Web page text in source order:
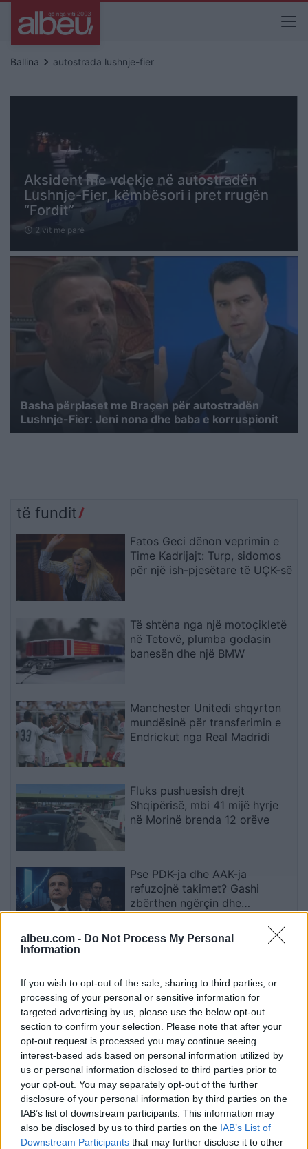
albeu.com - Do Not Process My Personal
Information
If you wish to opt-out of the sale, sharing to third parties, or
processing of your personal or sensitive information for
targeted advertising by us, please use the below opt-out
section to confirm your selection. Please note that after your
opt-out request is processed you may continue seeing
interest-based ads based on personal information utilized by
us or personal information disclosed to third parties prior to
your opt-out. You may separately opt-out of the further
disclosure of your personal information by third parties on the
IAB’s list of downstream participants. This information may
also be disclosed by us to third parties on the IAB’s List of
Downstream Participants that may further disclose it to other
Ballina keyboard_arrow_right autostrada lushnje-fier
Aksident me vdekje në autostradën
Lushnje-Fier, këmbësori i pret rrugën
“Fordit”
schedule 2 vit me parë
Basha përplaset me Braçen për autostradën
Lushnje-Fier: Jeni nona dhe baba e korruspionit
të fundit
Fatos Geci dënon veprimin e
Time Kadrijajt: Turp, sidomos
për një ish-pjesëtare të UÇK-së
Të shtëna nga një motoçikletë
në Tetovë, plumba godasin
banesën dhe një BMW
Manchester Unitedi shqyrton
mundësinë për transferimin e
Endrickut nga Real Madridi
Fluks pushuesish drejt
Shqipërisë, mbi 41 mijë hyrje
në Morinë brenda 12 orëve
Pse PDK-ja dhe AAK-ja
refuzojnë takimet? Gashi
zbërthen ngërçin dhe
paralajmëron për rrezikun e
zgjedhjeve të reja
Vrasja e 20-vjeçarit në Korçë,
zbardhen detajet e konfliktit
dhe gjendet një thikë pranë
viktimës